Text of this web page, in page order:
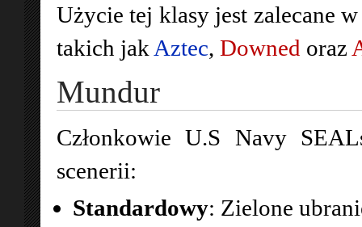
Użycie tej klasy jest zalecane
takich jak Aztec, Downed oraz
Mundur
Członkowie U.S Navy
scenerii:
Standardowy: Zielone